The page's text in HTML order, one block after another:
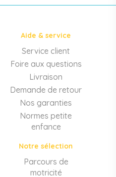
Notre offre couvre
de crèche
empilables, meubles à
antibactérienne, tables et
banc-vestiaire, barrières de
aménager une structure
aux normes PMI.
professionnel
chaises hautes, sièges
peèse-bébé, écoute-bébé,
puériculture collectivité
Aide & service
Service client
Foire aux questions
Livraison
Demande de retour
Nos garanties
Normes petite
enfance
Notre sélection
Parcours de
motricité